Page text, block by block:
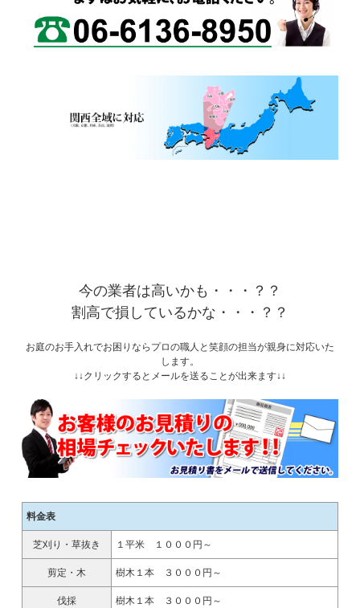
今の業者は高いかも・・・？？
割高で損しているかな・・・？？
お庭のお手入れでお困りならプロの職人と笑顔の担当が親身に対応いた
します。
↓↓クリックするとメールを送ることが出来ます↓↓
料金表
芝刈り・草抜き １平米 １０００円～
剪定・木 樹木１本 ３０００円～
伐採 樹木１本 ３０００円～